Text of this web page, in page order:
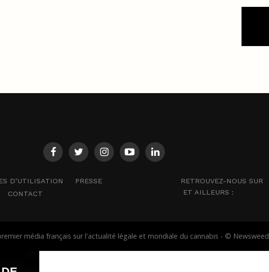
D’UTILISATION
PRESSE
CONTACT
RETROUVEZ-NOUS SUR
ET AILLEURS :
média français sur l'actualité légale et mondiale du cannabis - © Newsweed